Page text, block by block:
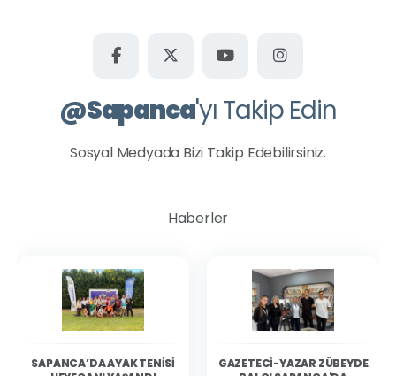
@Sapanca'yı Takip Edin
Sosyal Medyada Bizi Takip Edebilirsiniz.
Haberler
SAPANCA’DA AYAK TENISI
GAZETECI-YAZAR ZÜBEYDE